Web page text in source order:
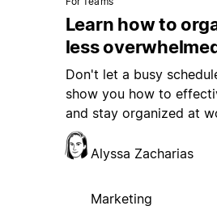
Learn how to
less
Don't let a busy
show you how to
and stay organized at
Alyssa Zacharias
Marketing